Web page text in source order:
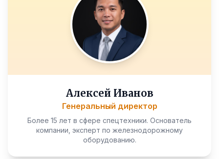
Алексей Иванов
Генеральный директор
Более 15 лет в сфере спецтехники. Основатель
компании, эксперт по железнодорожному
оборудованию.